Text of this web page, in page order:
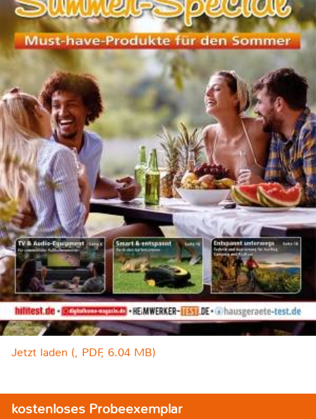
Jetzt laden (, PDF, 6.04 MB)
kostenloses Probeexemplar